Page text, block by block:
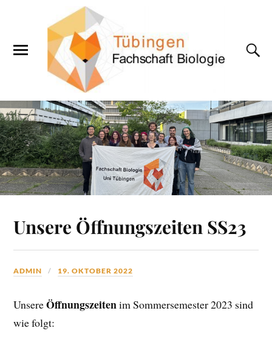
Unsere Öffnungszeiten SS23
ADMIN 19. OKTOBER 2022
UnsereÖffnungszeitenim Sommersemester 2023 sind
wie folgt: